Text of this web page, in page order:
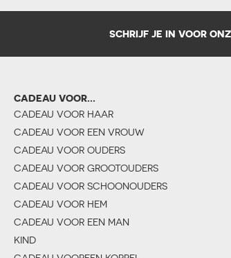
SCHRIJF JE IN VOOR
CADEAU VOOR...
CADEAU VOOR HAAR
CADEAU VOOR EEN VROUW
CADEAU VOOR OUDERS
CADEAU VOOR GROOTOUDERS
CADEAU VOOR SCHOONOUDERS
CADEAU VOOR HEM
CADEAU VOOR EEN MAN
KIND